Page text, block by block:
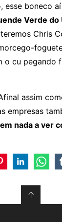
esse boneco
Verde
Chris
o cu pegando
assim
empresas
nada a ver
↑